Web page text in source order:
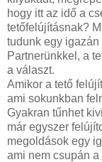
hogy itt az idő a
tetőfelújításnak?
tudunk egy
Partnerünkkel, a
a választ.
Amikor a tető
ami sokunkban
Gyakran tűnhet
már egyszer
megoldások egy
ami nem csupán